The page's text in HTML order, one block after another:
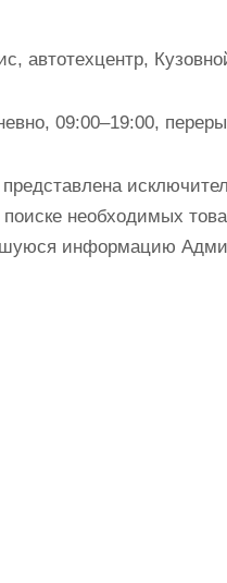
автотехцентр,
09:00–19:00,
поиске необходимых
информацию